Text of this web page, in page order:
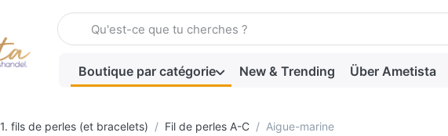
Enter a search term. Press the Enter key to view all the results.
Boutique par catégorie New & Trending Über Ametista
1. fils de perles (et bracelets) Fil de perles A-C Aigue-marine